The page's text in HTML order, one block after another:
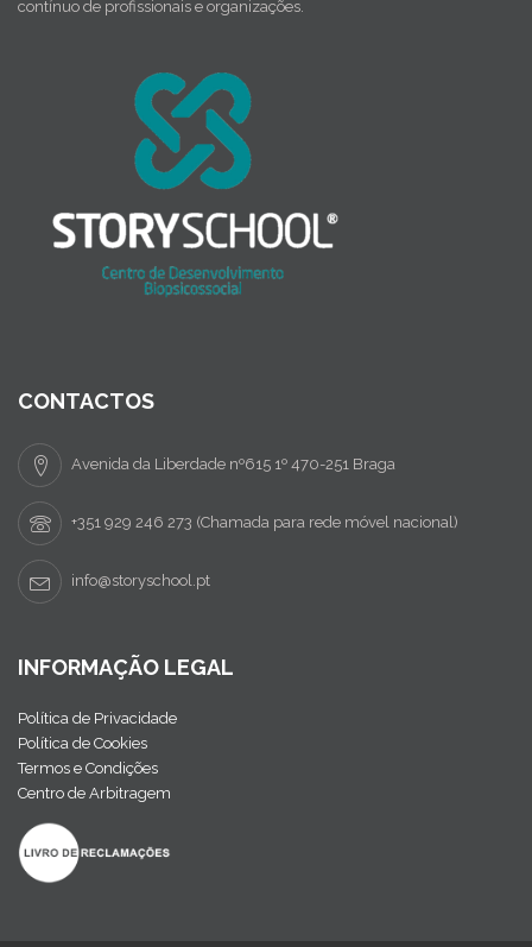
contínuo de profissionais e organizações.
CONTACTOS
Avenida da Liberdade nº615 1º 470-251 Braga
+351 929 246 273 (Chamada para rede móvel nacional)
info@storyschool.pt
INFORMAÇÃO LEGAL
Política de Privacidade
Política de Cookies
Termos e Condições
Centro de Arbitragem